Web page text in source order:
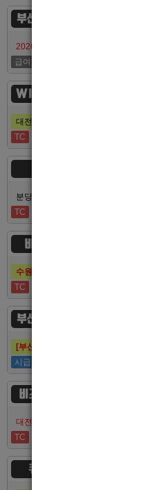
부산서면루나
2026/7/10일 가성비 부산 호스트빠
급여협의
WINNER
대전호빠 제일 오래된 박스에서 남보
TC
분당호빠 숨에서 가족처럼 함께일할
TC
비스트
수원호빠 비스트 인증업소에서 알바
TC
부산 퍼스트
시급
비즈니스
대전호빠 최고의 팀 브라더에서 선수
TC
큐브